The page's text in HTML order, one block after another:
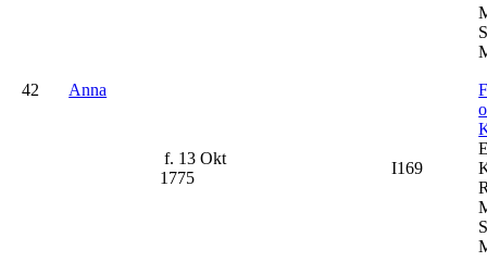
42 Anna
f. 13 Okt
1775
I169